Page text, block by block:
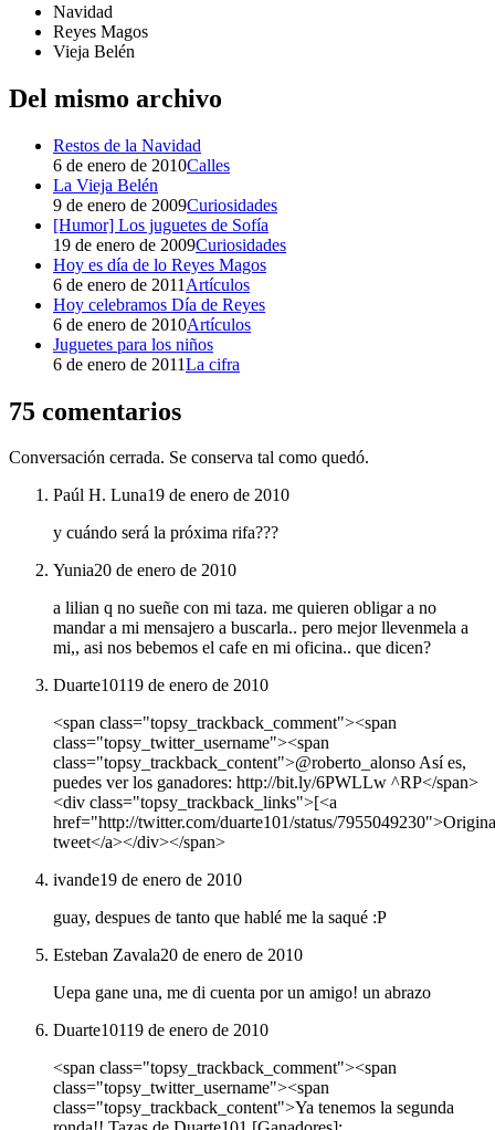
Navidad
Reyes Magos
Vieja Belén
Del mismo archivo
Restos de la Navidad
6 de enero de 2010Calles
La Vieja Belén
9 de enero de 2009Curiosidades
[Humor] Los juguetes de Sofía
19 de enero de 2009Curiosidades
Hoy es día de lo Reyes Magos
6 de enero de 2011 Artículos
Hoy celebramos Día de Reyes
6 de enero de 2010Artículos
Juguetes para los niños
6 de enero de 2011La cifra
75 comentarios
Conversación cerrada. Se conserva tal como quedó.
Paúl H. Luna19 de enero de 2010
y cuándo será la próxima rifa???
Yunia20 de enero de 2010
a lilian q no sueñe con mi taza. me quieren obligar a no
mandar a mi mensajero a buscarla.. pero mejor llevenmela a
mi,, asi nos bebemos el cafe en mi oficina.. que dicen?
Duarte10119 de enero de 2010
<span class="topsy_trackback_comment"><span
class="topsy_twitter_username"><span
class="topsy_trackback_content">@roberto_alonso Así es,
puedes ver los ganadores: http://bit.ly/6PWLLw ^RP</span>
<div class="topsy_trackback_links">[<a
href="http://twitter.com/duarte101/status/
tweet</a></div></span>
ivande19 de enero de 2010
guay, despues de tanto que hablé me la saqué :P
Esteban Zavala20 de enero de 2010
Uepa gane una, me di cuenta por un amigo! un abrazo
Duarte10119 de enero de 2010
<span class="topsy_trackback_comment"><span
class="topsy_twitter_username"><span
class="topsy_trackback_content">Ya tenemos la segunda